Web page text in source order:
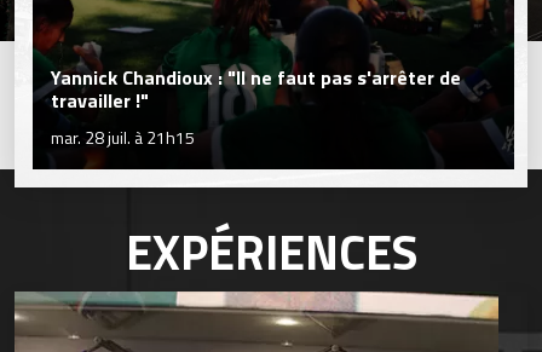
Yannick Chandioux : "Il ne faut pas s'arrêter de
travailler !"
mar. 28 juil. à 21h15
EXPÉRIENCES